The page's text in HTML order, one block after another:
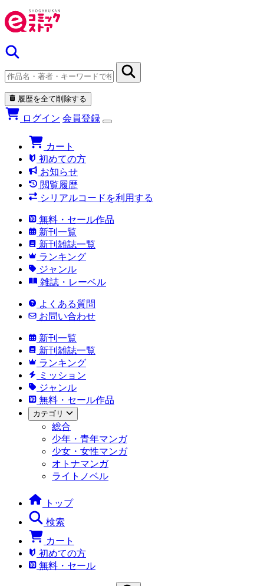
履歴を全て削除する
ログイン 会員登録
カート
初めての方
お知らせ
閲覧履歴
シリアルコードを利用する
無料・セール作品
新刊一覧
新刊雑誌一覧
ランキング
ジャンル
雑誌・レーベル
よくある質問
お問い合わせ
新刊一覧
新刊雑誌一覧
ランキング
ミッション
ジャンル
無料・セール作品
カテゴリ
総合
少年・青年マンガ
少女・女性マンガ
オトナマンガ
ライトノベル
トップ
検索
カート
初めての方
無料・セール